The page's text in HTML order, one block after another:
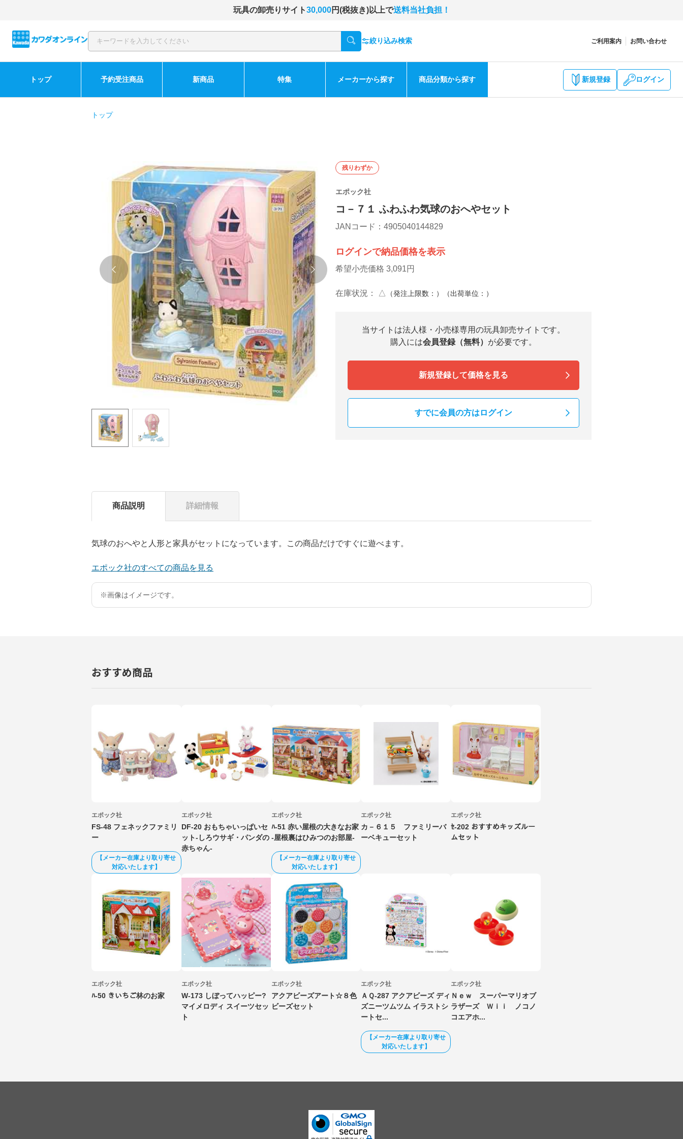
玩具の卸売りサイト30,000円(税抜き)以上で送料当社負担！
絞り込み検索 ご利用案内 お問い合わせ
トップ 予約受注商品 新商品 特集 メーカーから探す 商品分類から探す 新規登録 ログイン
トップ
残りわずか
エポック社
コ－７１ ふわふわ気球のおへやセット
JANコード：4905040144829
ログインで納品価格を表示
希望小売価格 3,091円
在庫状況： △ （発注上限数：）（出荷単位：）
当サイトは法人様・小売様専用の玩具卸売サイトです。
購入には会員登録（無料） が必要です。
新規登録して価格を見る
すでに会員の方はログイン
商品説明 詳細情報
気球のおへやと人形と家具がセットになっています。この商品だけですぐに遊べます。
エポック社のすべての商品を見る
※画像はイメージです。
おすすめ商品
エポック社
FS-48 フェネックファミリ
ー
【メーカー在庫より取り寄せ
対応いたします】
エポック社
DF-20 おもちゃいっぱいセ
ット-しろウサギ・パンダの
赤ちゃん-
エポック社
ﾊ-51 赤い屋根の大きなお家
-屋根裏はひみつのお部屋-
【メーカー在庫より取り寄せ
対応いたします】
エポック社
カ－６１５ ファミリーバ
ーベキューセット
エポック社
ｾ-202 おすすめキッズルー
ムセット
エポック社
ﾊ-50 きいちご林のお家
エポック社
W-173 しぼってハッピー?
マイメロディ スイーツセッ
ト
エポック社
アクアビーズアート☆８色
ビーズセット
エポック社
ＡＱ-287 アクアビーズ ディ
ズニーツムツム イラストシ
ートセ...
【メーカー在庫より取り寄せ
対応いたします】
エポック社
Ｎｅｗ スーパーマリオブ
ラザーズ Ｗｉｉ ノコノ
コエアホ...